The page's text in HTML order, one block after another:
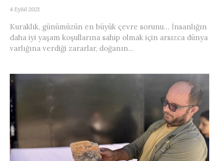
4 Eylül 2021
Kuraklık, günümüzün en büyük çevre sorunu… İnsanlığın
daha iyi yaşam koşullarına sahip olmak için arsızca dünya
varlığına verdiği zararlar, doğanın...